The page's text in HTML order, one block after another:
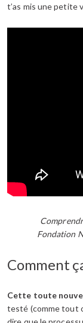
t’as mis une petite
Fondation
Comment
Cette toute
testé (comme tout